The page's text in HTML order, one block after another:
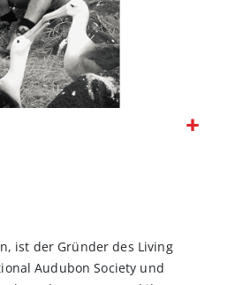
ist der Gründer des Living
Audubon Society und